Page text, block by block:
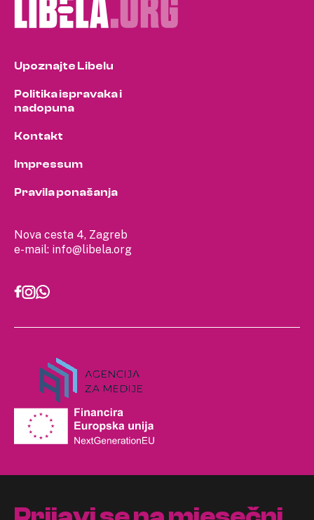
Nova cesta 4, Zagreb
e-mail: info@libela.org
Upoznajte Libelu
Politika ispravaka i
nadopuna
Kontakt
Impressum
Pravila ponašanja